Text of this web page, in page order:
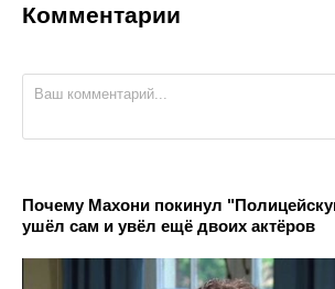
Комментарии
Почему Махони покинул
ушёл сам и увёл ещё двоих актёров